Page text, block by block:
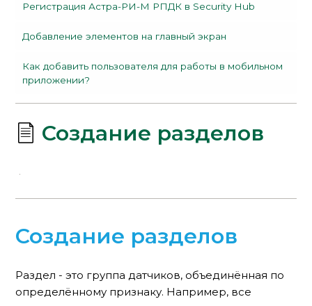
Регистрация Астра-РИ-М РПДК в Security Hub
Добавление элементов на главный экран
Как добавить пользователя для работы в мобильном
приложении?
Создание разделов
Создание разделов
Раздел - это группа датчиков, объединённая по
определённому признаку. Например, все